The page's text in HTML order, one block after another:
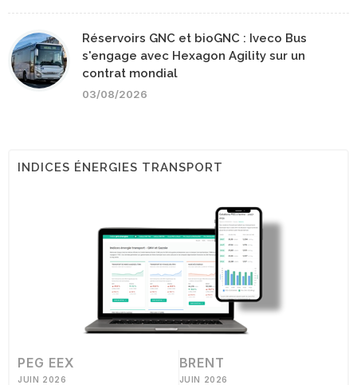
Réservoirs GNC et bioGNC : Iveco Bus
s'engage avec Hexagon Agility sur un
contrat mondial
03/08/2026
INDICES ÉNERGIES TRANSPORT
PEG EEX
JUIN 2026
BRENT
JUIN 2026